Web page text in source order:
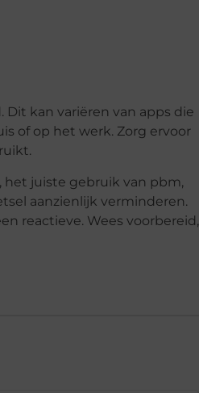
kan variëren van apps die
of op het werk. Zorg ervoor
het juiste gebruik van pbm,
aanzienlijk verminderen.
reactieve. Wees voorbereid,